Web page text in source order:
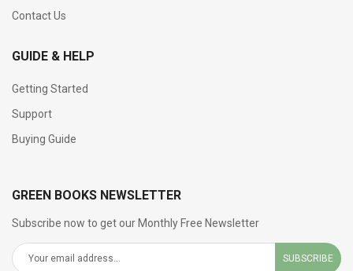
Contact Us
GUIDE & HELP
Getting Started
Support
Buying Guide
GREEN BOOKS NEWSLETTER
Subscribe now to get our Monthly Free Newsletter
SUBSCRIBE